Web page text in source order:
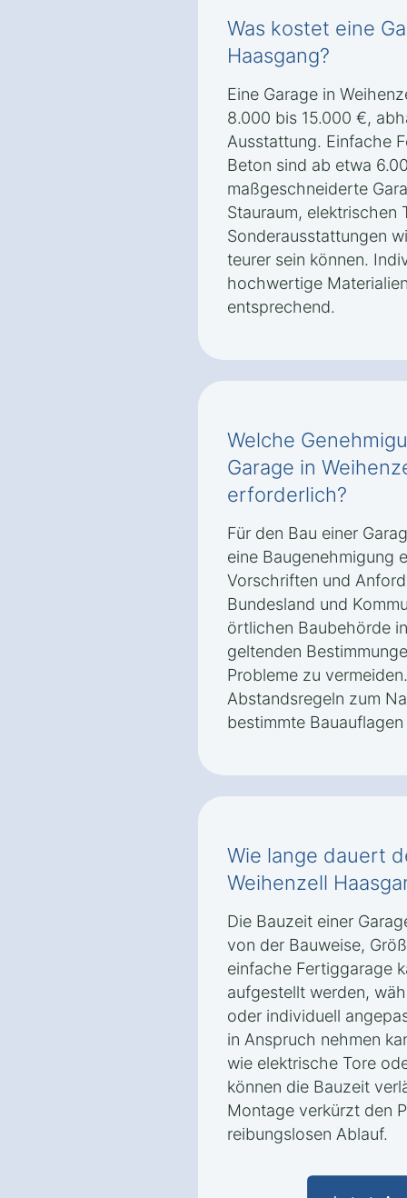
Was kostet eine
Haasgang?
Eine Garage in
8.000 bis 15.000 €,
Ausstattung. Einfache
Beton sind ab etwa
maßgeschneiderte
Stauraum, elektrischen
Sonderausstattungen
teurer sein können.
hochwertige
entsprechend.
Welche
Garage in
erforderlich?
Für den Bau einer
eine Baugenehmigung
Vorschriften und
Bundesland und
örtlichen Baubehörde
geltenden
Probleme zu
Abstandsregeln zum
bestimmte
Wie lange dauert
Weihenzell
Die Bauzeit einer
von der Bauweise,
einfache Fertiggarage
aufgestellt werden,
oder individuell
in Anspruch nehmen
wie elektrische Tore
können die Bauzeit
Montage verkürzt den
reibungslosen Ablauf.